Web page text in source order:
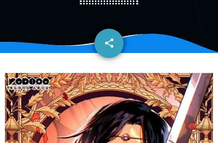
share
email